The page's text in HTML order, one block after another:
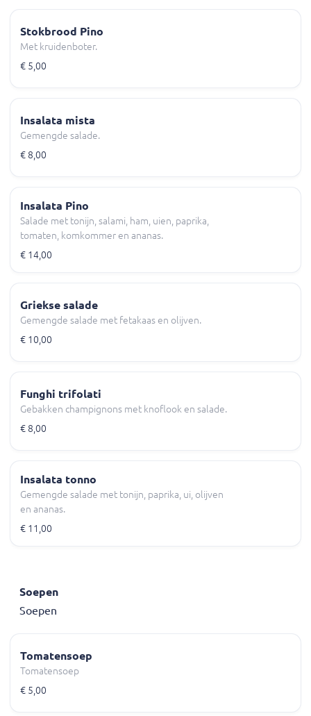
Stokbrood Pino
Met kruidenboter.
€ 5,00
Insalata mista
Gemengde salade.
€ 8,00
Insalata Pino
Salade met tonijn, salami, ham, uien, paprika,
tomaten, komkommer en ananas.
€ 14,00
Griekse salade
Gemengde salade met fetakaas en olijven.
€ 10,00
Funghi trifolati
Gebakken champignons met knoflook en salade.
€ 8,00
Insalata tonno
Gemengde salade met tonijn, paprika, ui, olijven
en ananas.
€ 11,00
Soepen
Soepen
Tomatensoep
Tomatensoep
€ 5,00